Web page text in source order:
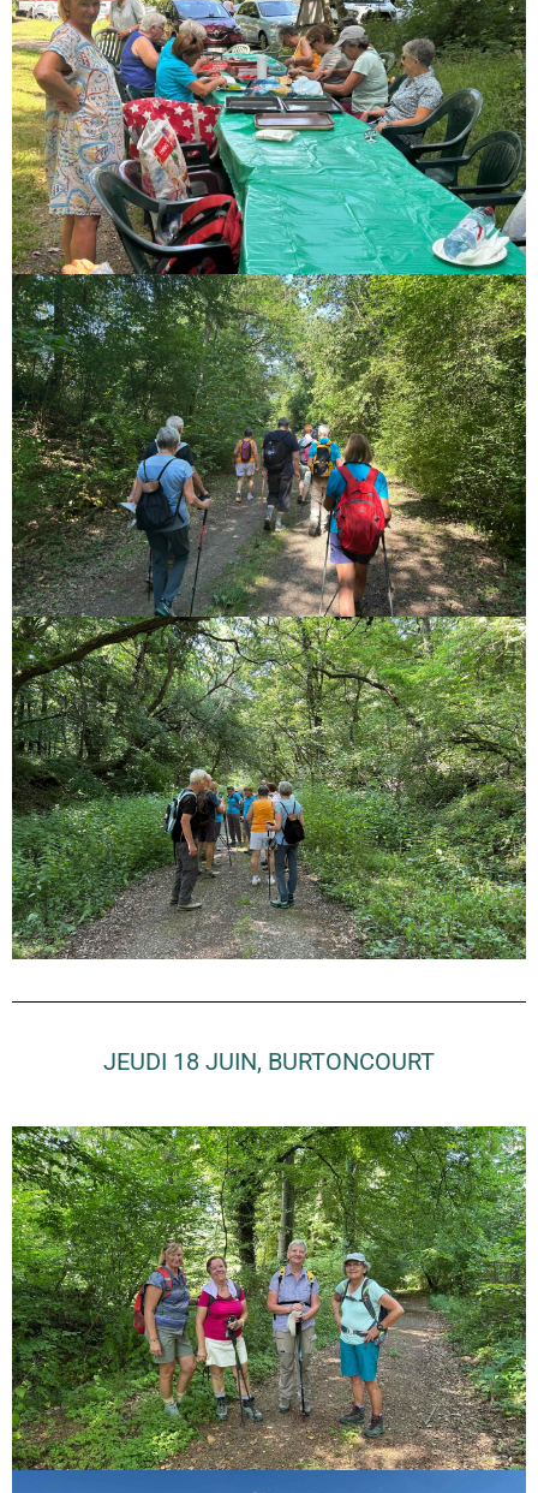
JEUDI 18 JUIN, BURTONCOURT